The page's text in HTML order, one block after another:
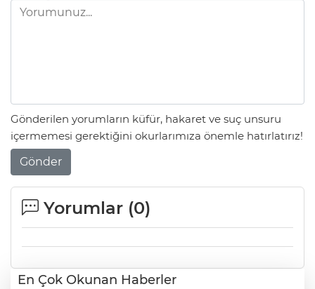
Gönderilen yorumların küfür, hakaret ve suç unsuru
içermemesi gerektiğini okurlarımıza önemle hatırlatırız!
Gönder
Yorumlar (0)
En Çok Okunan Haberler